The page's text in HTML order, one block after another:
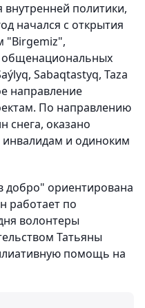
политики,
начался с открытия
"Birgemiz",
Sabaqtastyq, Taza
направление
По направлению
снега, оказано
и одиноким
добро" ориентирована
работает по
волонтеры
Татьяны
помощь на